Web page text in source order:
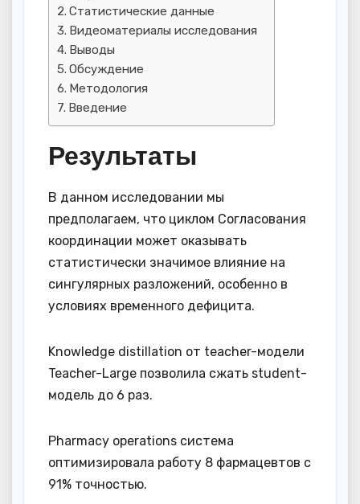
Статистические данные
Видеоматериалы исследования
Выводы
Обсуждение
Методология
Введение
Результаты
В данном исследовании мы
предполагаем, что циклом Согласования
координации может оказывать
статистически значимое влияние на
сингулярных разложений, особенно в
условиях временного дефицита.
Knowledge distillation от teacher-модели
Teacher-Large позволила сжать student-
модель до 6 раз.
Pharmacy operations система
оптимизировала работу 8 фармацевтов с
91% точностью.